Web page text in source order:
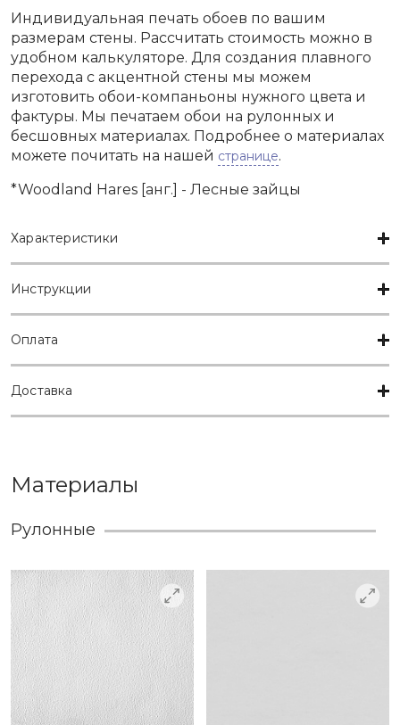
Индивидуальная печать обоев по вашим
размерам стены. Рассчитать стоимость можно в
удобном калькуляторе. Для создания плавного
перехода с акцентной стены мы можем
изготовить обои-компаньоны нужного цвета и
фактуры. Мы печатаем обои на рулонных и
бесшовных материалах. Подробнее о материалах
можете почитать на нашей странице.
*Woodland Hares [анг.] - Лесные зайцы
Характеристики
Инструкции
Оплата
Доставка
Материалы
Рулонные